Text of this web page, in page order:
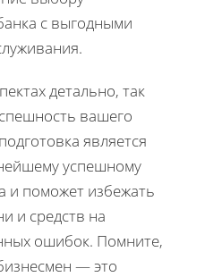
с выгодными
детально, так
вашего
является
успешному
и поможет избежать
и средств на
ошибок. Помните,
— это